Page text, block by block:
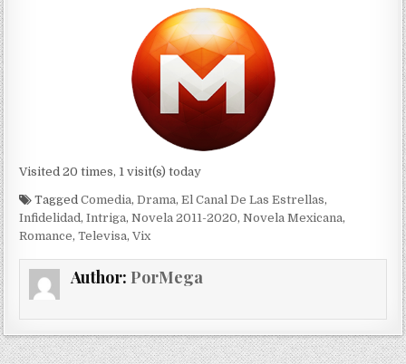
Visited 20 times, 1 visit(s) today
TaggedComedia,Drama,El Canal De Las Estrellas,
Infidelidad ,Intriga,Novela 2011-2020,Novela Mexicana,
Romance,Televisa,Vix
Author: PorMega